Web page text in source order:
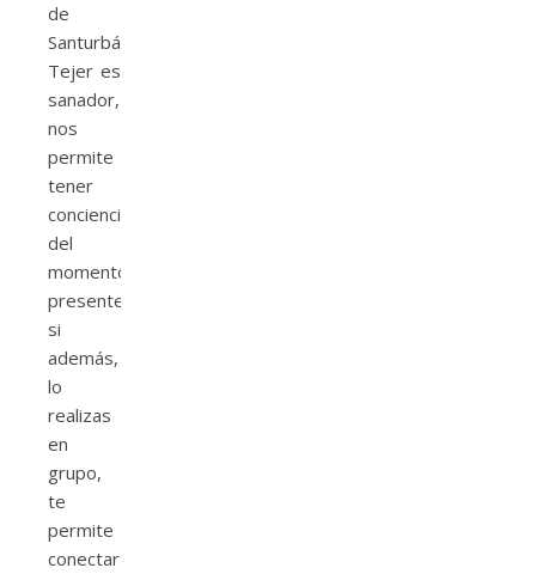
de
Santurbán.
Tejer es
sanador,
nos
permite
tener
conciencia
del
momento
presente,
si
además,
lo
realizas
en
grupo,
te
permite
conectarte